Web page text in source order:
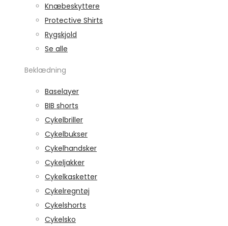
Knæbeskyttere
Protective Shirts
Rygskjold
Se alle
Beklædning
Baselayer
BIB shorts
Cykelbriller
Cykelbukser
Cykelhandsker
Cykeljakker
Cykelkasketter
Cykelregntøj
Cykelshorts
Cykelsko